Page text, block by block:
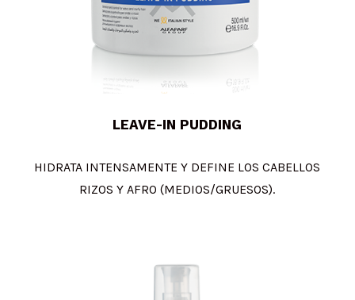
LEAVE-IN PUDDING
HIDRATA INTENSAMENTE Y DEFINE LOS CABELLOS
RIZOS Y AFRO (MEDIOS/GRUESOS).